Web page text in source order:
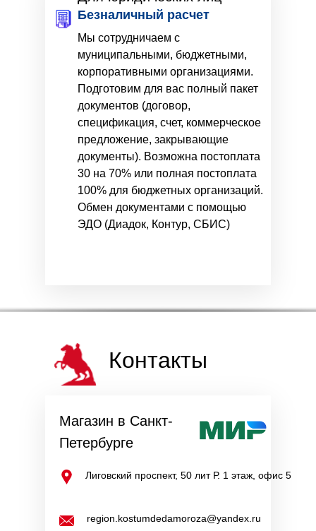
Мы сотрудничаем с
муниципальными, бюджетными,
корпоративными организациями.
Подготовим для вас полный пакет
документов (договор,
спецификация, счет, коммерческое
предложение, закрывающие
документы). Возможна постоплата
30 на 70% или полная постоплата
100% для бюджетных организаций.
Обмен документами с помощью
ЭДО (Диадок, Контур, СБИС)
Безналичный расчет
Контакты
Магазин в Санкт-
Петербурге
region.kostumdedamoroza@yandex.ru
Лиговский проспект, 50 лит Р. 1 этаж, офис 5